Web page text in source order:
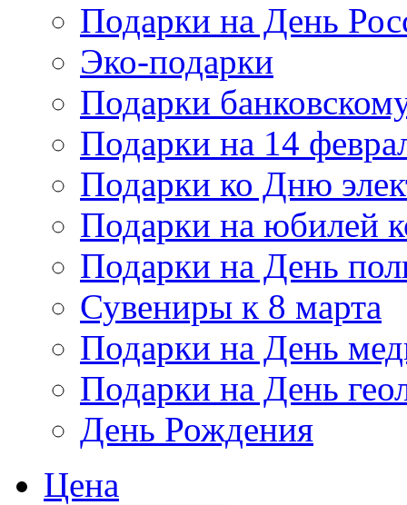
Подарки на День
Эко-подарки
Подарки
Подарки на 14
Подарки ко Дню
Подарки на юбилей
Подарки на День
Сувениры к 8 марта
Подарки на День
Подарки на День
День Рождения
Цена